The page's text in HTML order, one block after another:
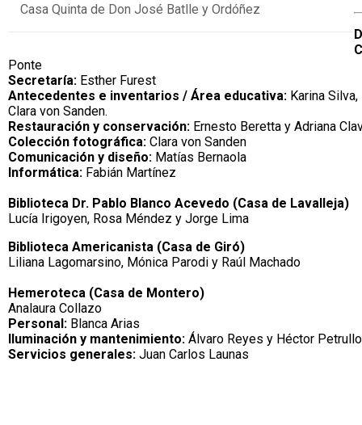
Casa Quinta de Don José Batlle y Ordóñez
Ponte
Secretaría: Esther Furest
Antecedentes e inventarios / Área educativa: Karina
Clara von Sanden.
Restauración y conservación: Ernesto Beretta y Adriana
Colección fotográfica: Clara von Sanden
Comunicación y diseño: Matías Bernaola
Informática: Fabián Martínez
Biblioteca Dr. Pablo Blanco Acevedo (Casa de Lavalleja)
Lucía Irigoyen, Rosa Méndez y Jorge Lima
Biblioteca Americanista (Casa de Giró)
Liliana Lagomarsino, Mónica Parodi y Raúl Machado
Hemeroteca (Casa de Montero)
Analaura Collazo
Personal: Blanca Arias
Iluminación y mantenimiento: Álvaro Reyes y Héctor Petrullo
Servicios generales: Juan Carlos Launas